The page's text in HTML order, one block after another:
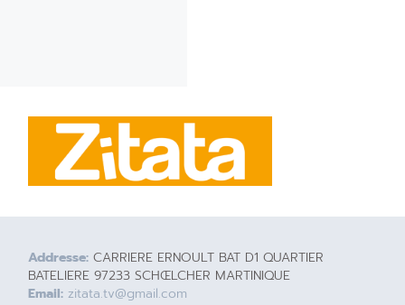
Addresse: CARRIERE ERNOULT BAT D1 QUARTIER
BATELIERE 97233 SCHŒLCHER MARTINIQUE
Email: zitata.tv@gmail.com